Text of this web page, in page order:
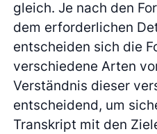
gleich. Je nach den
dem erforderlichen
entscheiden sich die
verschiedene Arten
Verständnis dieser
entscheidend, um
Transkript mit den